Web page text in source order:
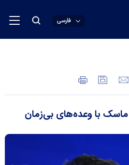
فارسی
ماسک با وعده‌های بی‌زمان